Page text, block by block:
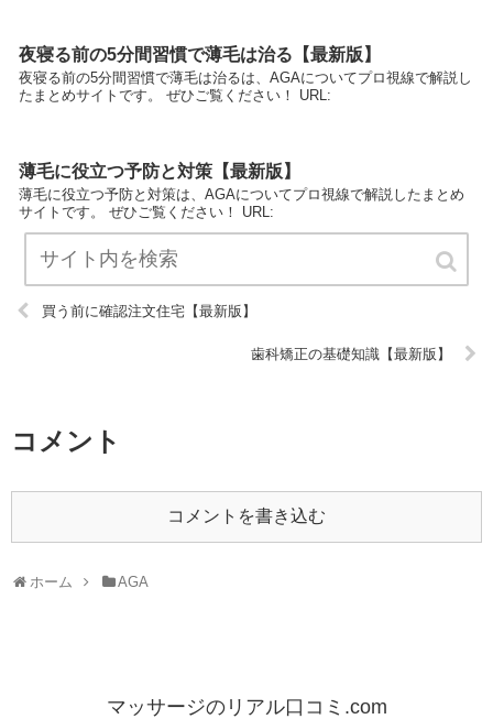
夜寝る前の5分間習慣で薄毛は治る【最新版】
夜寝る前の5分間習慣で薄毛は治るは、AGAについてプロ視線で解説し
たまとめサイトです。 ぜひご覧ください！ URL:
薄毛に役立つ予防と対策【最新版】
薄毛に役立つ予防と対策は、AGAについてプロ視線で解説したまとめ
サイトです。 ぜひご覧ください！ URL:
買う前に確認注文住宅【最新版】
歯科矯正の基礎知識【最新版】
コメント
コメントを書き込む
ホーム AGA
マッサージのリアル口コミ.com